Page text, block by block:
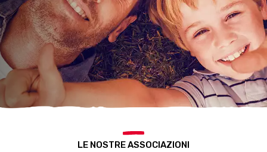
LE NOSTRE ASSOCIAZIONI